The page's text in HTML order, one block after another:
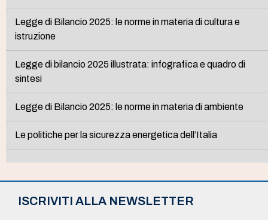
Legge di Bilancio 2025: le norme in materia di cultura e
istruzione
Legge di bilancio 2025 illustrata: infografica e quadro di
sintesi
Legge di Bilancio 2025: le norme in materia di ambiente
Le politiche per la sicurezza energetica dell’Italia
ISCRIVITI ALLA NEWSLETTER